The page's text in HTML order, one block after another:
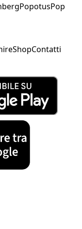
PopotusPop
ShopContatti